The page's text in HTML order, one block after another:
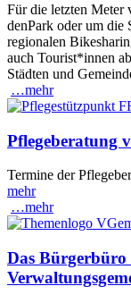
Für die letzten Meter
denPark oder um die
regionalen
auch Tourist*innen
Städten und
…mehr
Pflegeberatung
Termine der
mehr
…mehr
Das Bürgerbüro